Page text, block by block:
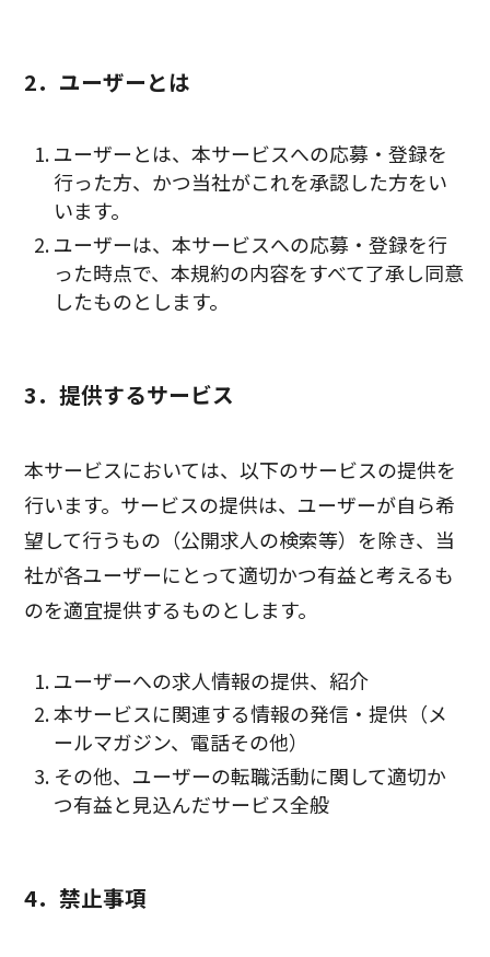
2．ユーザーとは
ユーザーとは、本サービスへの応募・登録を
行った方、かつ当社がこれを承認した方をい
います。
ユーザーは、本サービスへの応募・登録を行
った時点で、本規約の内容をすべて了承し同意
したものとします。
3．提供するサービス
本サービスにおいては、以下のサービスの提供を
行います。サービスの提供は、ユーザーが自ら希
望して行うもの（公開求人の検索等）を除き、当
社が各ユーザーにとって適切かつ有益と考えるも
のを適宜提供するものとします。
ユーザーへの求人情報の提供、紹介
本サービスに関連する情報の発信・提供（メ
ールマガジン、電話その他）
その他、ユーザーの転職活動に関して適切か
つ有益と見込んだサービス全般
4．禁止事項